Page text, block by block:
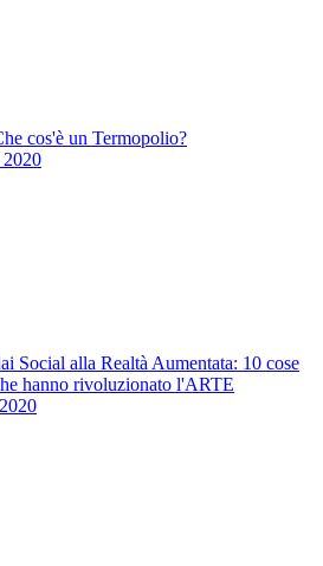
cos'è un Termopolio?
Social alla Realtà Aumentata: 10 cose
hanno rivoluzionato l'ARTE